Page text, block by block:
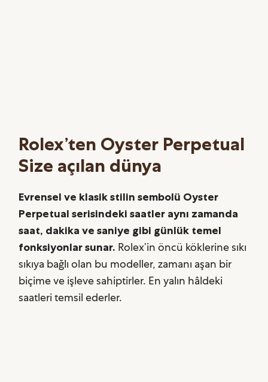
Rolex’ten Oyster Perpetual
Size açılan dünya
Evrensel ve klasik stilin sembolü Oyster
Perpetual serisindeki saatler aynı zamanda
saat, dakika ve saniye gibi günlük temel
fonksiyonlar sunar. Rolex’in öncü köklerine sıkı
sıkıya bağlı olan bu modeller, zamanı aşan bir
biçime ve işleve sahiptirler. En yalın hâldeki
saatleri temsil ederler.